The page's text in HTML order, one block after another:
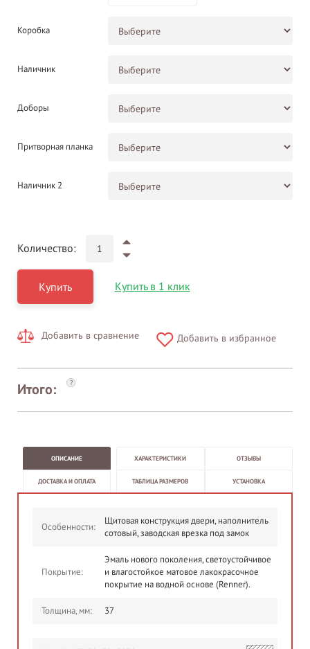
Коробка
Наличник
Доборы
Притворная планка
Наличник 2
Количество:
Купить Купить в 1 клик
Добавить в сравнение Добавить в избранное
Итого: ?
ОПИСАНИЕ ХАРАКТЕРИСТИКИ ОТЗЫВЫ
ДОСТАВКА И ОПЛАТА ТАБЛИЦА РАЗМЕРОВ УСТАНОВКА
Особенности:
Щитовая конструкция двери, наполнитель
сотовый, заводская врезка под замок
Покрытие:
Эмаль нового поколения, светоустойчивое
и влагостойкое матовое лакокрасочное
покрытие на водной основе (Renner).
Толщина, мм: 37